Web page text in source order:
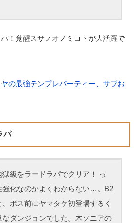
！覚醒スサノオノミコトが大活躍で
ヤの最強テンプレパーティー、サブお
パ
級をラードラパでクリア！ っ
強化なのかよくわからない…。B2
ボス前にヤマタケ初登場するく
なダンジョンでした。木ソニアの